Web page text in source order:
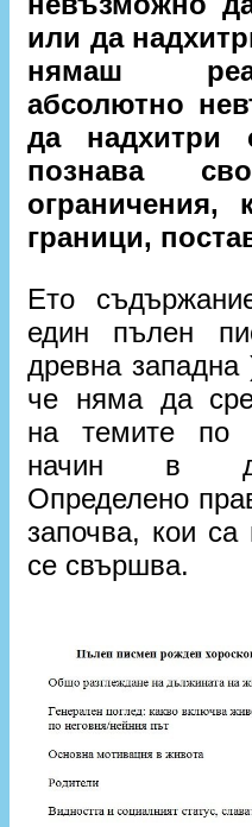
или да
нямаш
абсолютно
да надхитри
познава
ограничения,
граници,
Ето
един пълен
древна
че няма да
на темите по
начин в
Определено
започва, кои
се свършва.